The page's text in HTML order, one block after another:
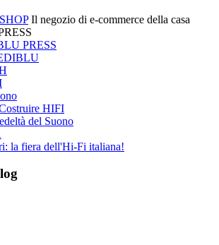
Il negozio di e-commerce della casa
PRESS
HIFI
del Suono
la fiera dell'Hi-Fi italiana!